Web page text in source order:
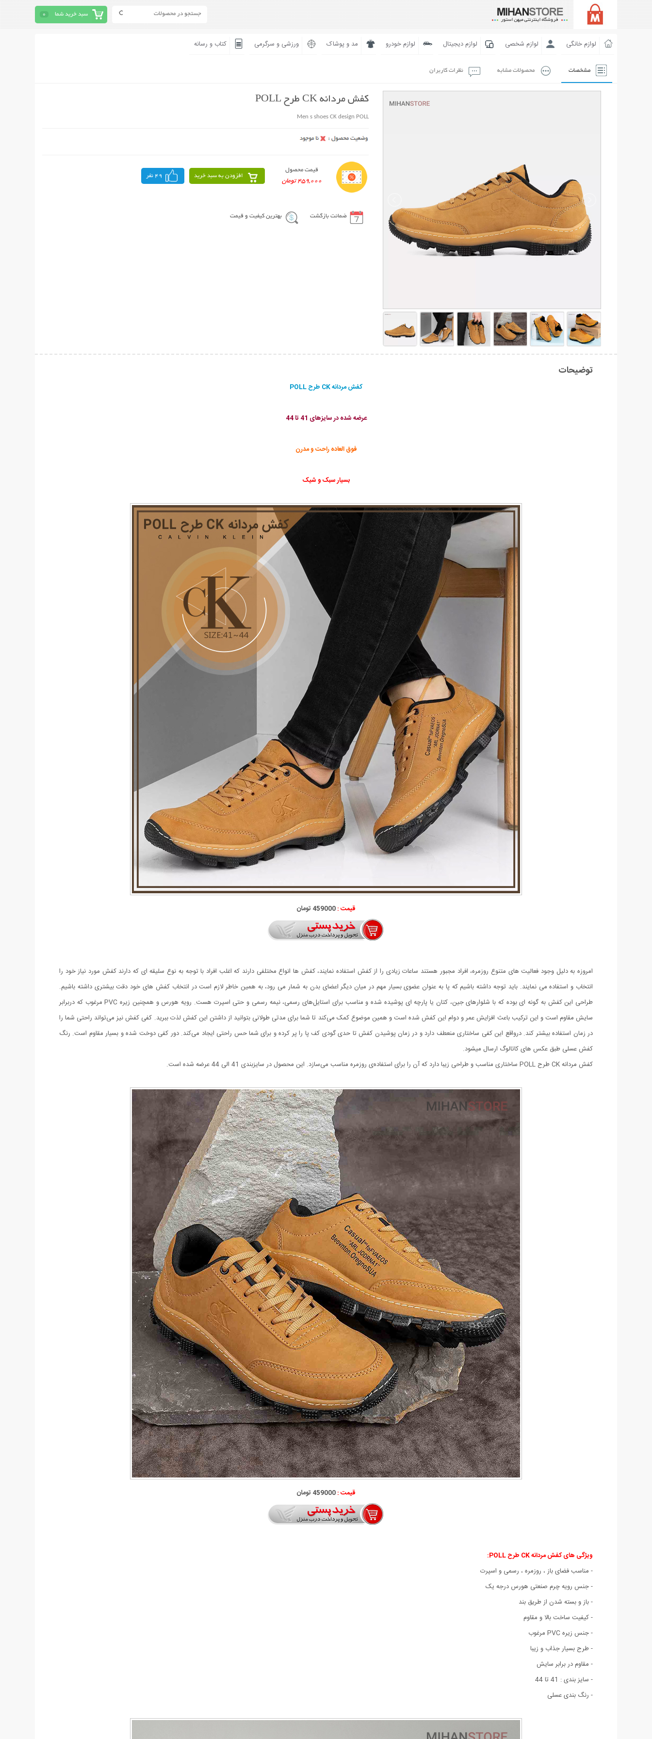
سبد خرید شما 0
لوازم خانگی لوازم شخصی لوازم دیجیتال لوازم خودرو مد و پوشاک ورزشی و سرگرمی کتاب و رسانه
مشخصات محصولات مشابه نظرات کاربران
کفش مردانه CK طرح POLL
Men s shoes CK design POLL
قیمت محصول
459,000 تومان
افزودن به سبد خرید 49 نفر
ضمانت بازگشت بهترین کیفیت و قیمت
توضیحات
کفش مردانه CK طرح POLL
عرضه شده در سایزهای 41 تا 44
فوق العاده راحت و مدرن
بسیار سبک و شیک
قیمت :459000 تومان
امروزه به دلیل وجود فعالیت های متنوع روزمره، افراد مجبور هستند ساعات زیادی را از کفش استفاده نمایند، کفش ها انواع مختلفی دارند که اغلب افراد با توجه به نوع سلیقه ای که دارند کفش مورد نیاز خود را
انتخاب و استفاده می نمایند. باید توجه داشته باشیم که پا به عنوان عضوی بسیار مهم در میان دیگر اعضای بدن به شمار می رود، به همین خاطر لازم است در انتخاب کفش های خود دقت بیشتری داشته باشیم.
طراحی این کفش به گونه ای بوده که با شلوارهای جین، کتان یا پارچه ای پوشیده شده و مناسب برای استایل‌های رسمی، نیمه رسمی و حتی اسپرت هست. رویه هورس و همچنین زیره‌ PVC مرغوب که دربرابر
سایش مقاوم است و این ترکیب باعث افزایش عمر و دوام این کفش شده است و همین موضوع کمک می‌کند تا شما برای مدتی طولانی بتوانید از داشتن این کفش لذت ببرید. کفی کفش نیز می‌تواند راحتی شما را
در زمان استفاده بیشتر کند. درواقع این کفی ساختاری منعطف دارد و در زمان پوشیدن کفش تا حدی گودی کف پا را پر کرده و برای شما حس راحتی ایجاد می‌کند. دور کفی دوخت شده و بسیار مقاوم است. رنگ
کفش عسلی طبق عکس های کاتالوگ ارسال میشود.
کفش مردانه CK طرح POLL ساختاری مناسب و طراحی زیبا دارد که آن را برای استفاده‌ی روزمره مناسب می‌سازد. این محصول در سایزبندی 41 الی 44 عرضه شده است.
قیمت :459000 تومان
ویژگی های کفش مردانه CK طرح POLL
:
- مناسب فضای باز ، روزمره ، رسمی و اسپرت
- جنس رویه چرم صنعتی هورس درجه یک
- باز و بسته شدن از طریق بند
- کیفیت ساخت بالا و مقاوم
- جنس زیره PVC مرغوب
- طرح بسیار جذاب و زیبا
- مقاوم در برابر سایش
- سایز بندی : 41 تا 44
- رنگ بندی عسلی